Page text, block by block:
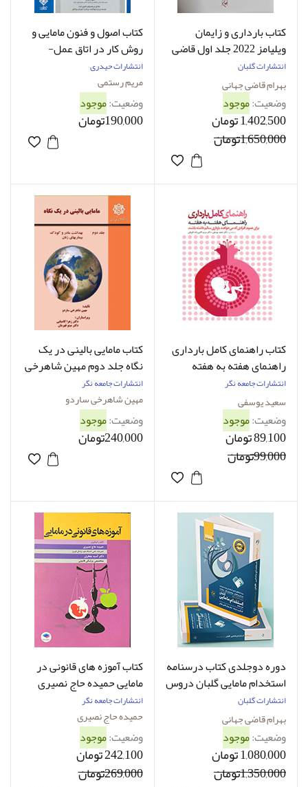
کتاب بارداری و زایمان
ویلیامز 2022 جلد اول قاضی
جهانی
انتشارات گلبان
بهرام قاضی جهانی
وضعیت:موجود
1,402,500 تومان
1,650,000تومان
کتاب اصول و فنون مامایی و
روش کار در اتاق عمل-
نویسنده مریم رستمی و
دیگران
انتشارات حیدری
مریم رستمی
وضعیت:موجود
190,000تومان
کتاب راهنمای کامل بارداری
راهنمای هفته به هفته
ترجمه دکتر سعید یوسفی
انتشارات جامعه نگر
سعید یوسفی
وضعیت:موجود
89,100 تومان
99,000تومان
کتاب مامایی بالینی در یک
نگاه جلد دوم مهين شاهرخی
ساردو
انتشارات جامعه نگر
مهین شاهرخی ساردو
وضعیت:موجود
240,000تومان
دوره دوجلدی کتاب درسنامه
استخدام مامایی گلبان دروس
اختصاصی مینور و ماژور
بهرام قاضی جهانی
انتشارات گلبان
بهرام قاضی جهانی
وضعیت:موجود
1,080,000 تومان
1,350,000تومان
کتاب آموزه های قانونی در
مامایی حمیده حاج نصیری
انتشارات جامعه نگر
حمیده حاج نصیری
وضعیت:موجود
242,100 تومان
269,000تومان